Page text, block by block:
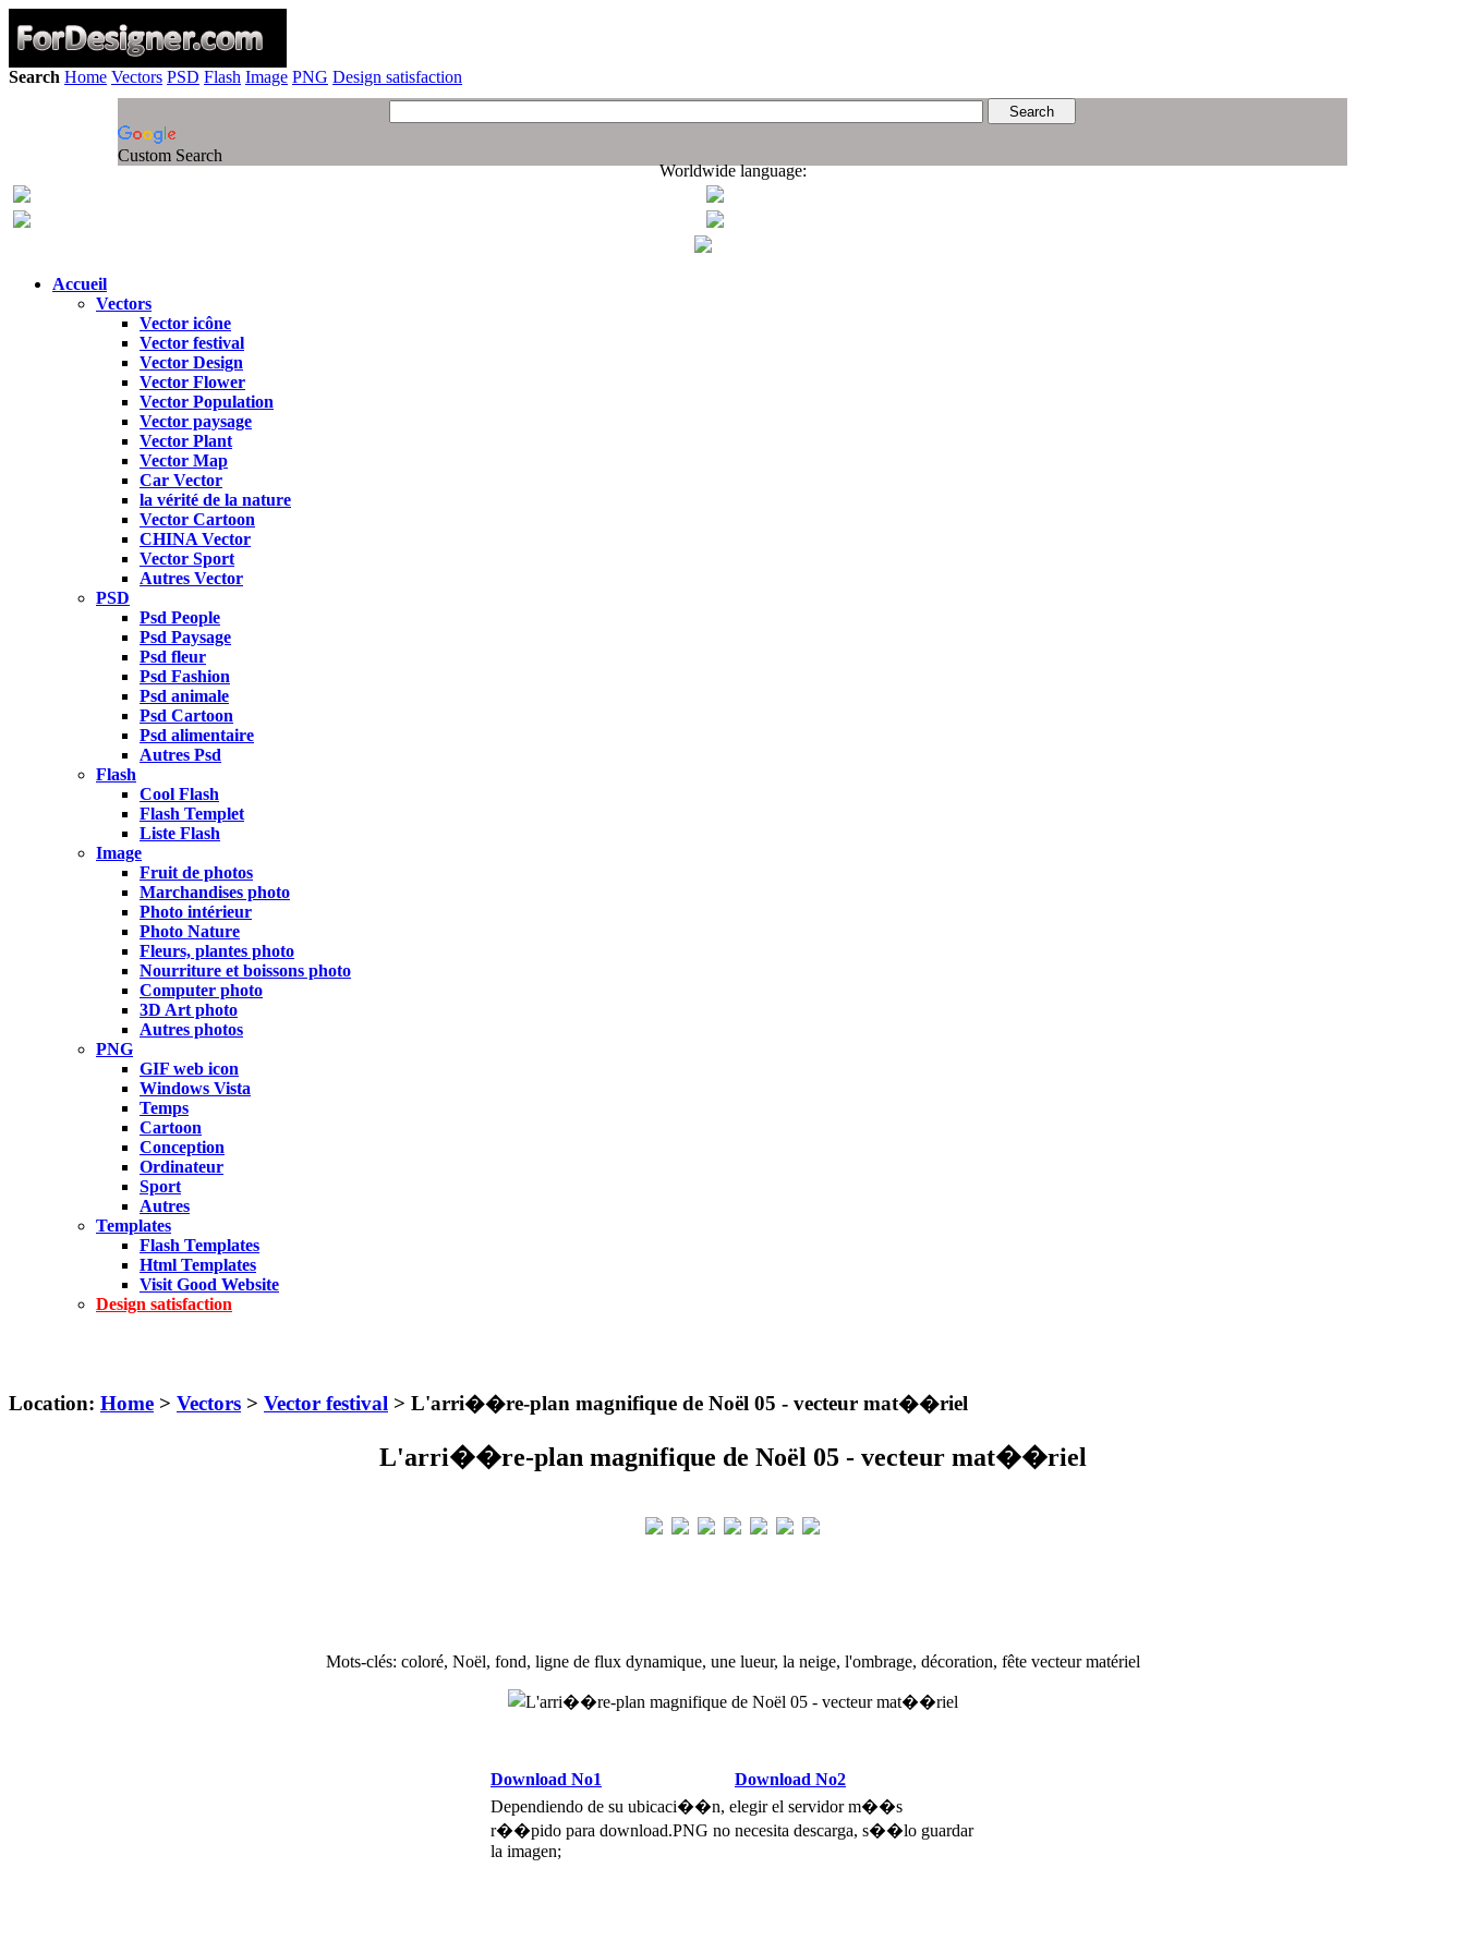
Search Home Vectors PSD Flash Image PNG Design satisfaction
Custom Search
Worldwide language:
Accueil
Vectors
Vector icône
Vector festival
Vector Design
Vector Flower
Vector Population
Vector paysage
Vector Plant
Vector Map
Car Vector
la vérité de la nature
Vector Cartoon
CHINA Vector
Vector Sport
Autres Vector
PSD
Psd People
Psd Paysage
Psd fleur
Psd Fashion
Psd animale
Psd Cartoon
Psd alimentaire
Autres Psd
Flash
Cool Flash
Flash Templet
Liste Flash
Image
Fruit de photos
Marchandises photo
Photo intérieur
Photo Nature
Fleurs, plantes photo
Nourriture et boissons photo
Computer photo
3D Art photo
Autres photos
PNG
GIF web icon
Windows Vista
Temps
Cartoon
Conception
Ordinateur
Sport
Autres
Templates
Flash Templates
Html Templates
Visit Good Website
Design satisfaction
Location: Home > Vectors > Vector festival > L'arri��re-plan magnifique de Noël 05 - vecteur mat��riel
L'arri��re-plan magnifique de Noël 05 - vecteur mat��riel
Mots-clés: coloré, Noël, fond, ligne de flux dynamique, une lueur, la neige, l'ombrage, décoration, fête vecteur matériel
Download No1
Download No2
Dependiendo de su ubicaci��n, elegir el servidor m��s
r��pido para download.PNG no necesita descarga, s��lo guardar
la imagen;